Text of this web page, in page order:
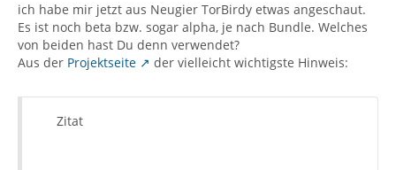
ich habe mir jetzt aus Neugier TorBirdy etwas angeschaut.
Es ist noch beta bzw. sogar alpha, je nach Bundle. Welches
von beiden hast Du denn verwendet?
Aus der Projektseite der vielleicht wichtigste Hinweis:
Zitat